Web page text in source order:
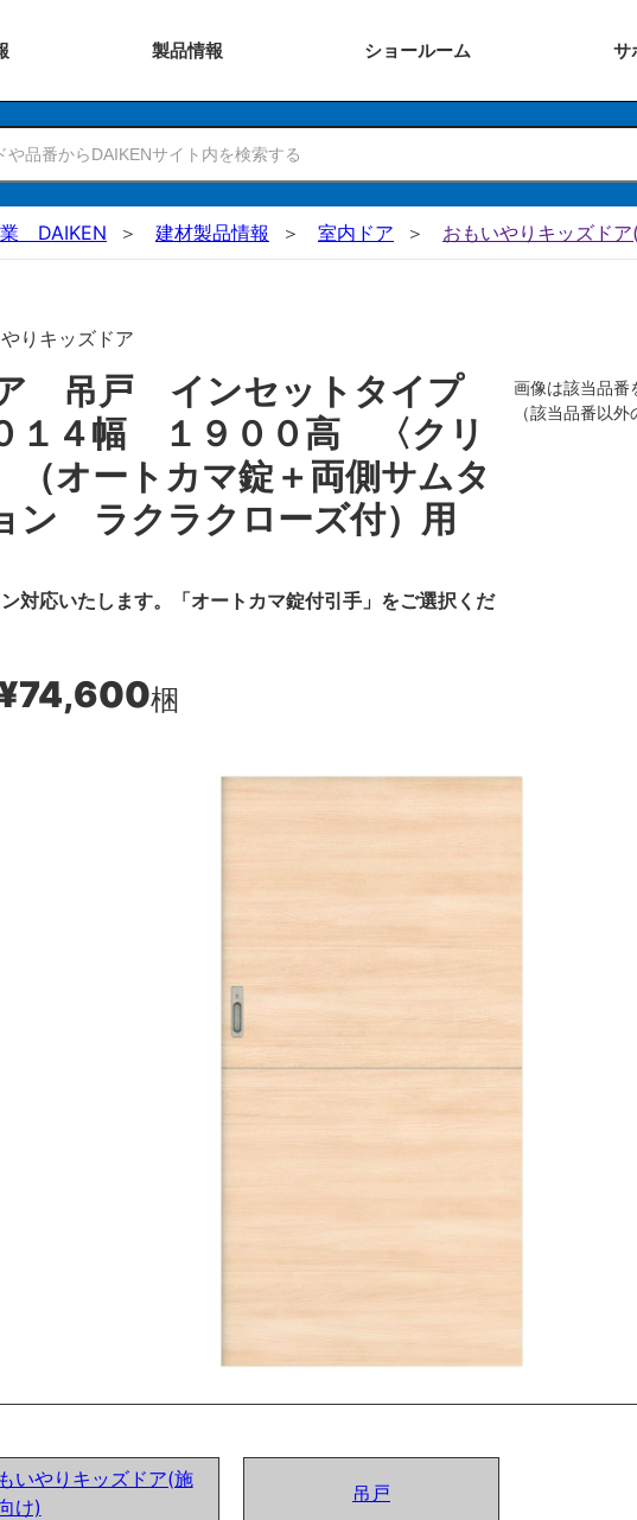
製品情報 ショールーム サ
業 DAIKEN 建材製品情報 室内ドア おもいやりキッズド
りキッズドア
ア 吊戸 インセットタイプ
４幅 １９００高 〈クリ
オートカマ錠＋両側サムタ
ン ラクラクローズ付）用
対応いたします。「オートカマ錠付引手」をご選択くだ
梱
画像は該当品番
（該当品番以
いやりキッズドア(施
け)
吊戸